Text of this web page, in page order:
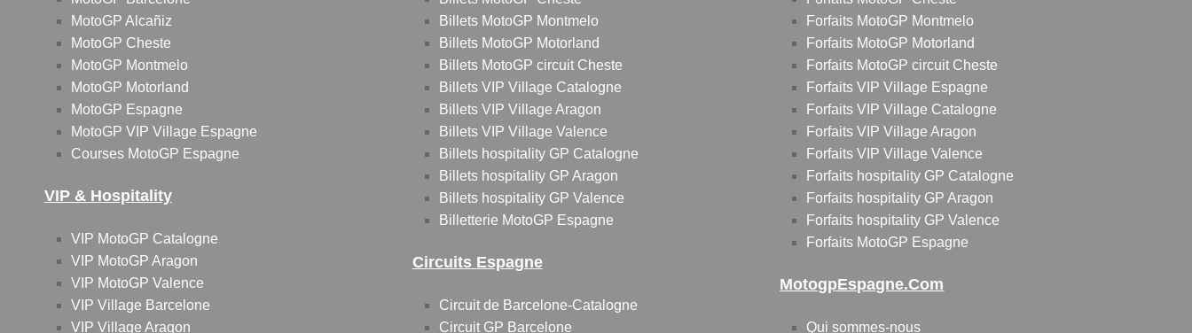
MotoGP Alcañiz
MotoGP Cheste
MotoGP Montmelo
MotoGP Motorland
MotoGP Espagne
MotoGP VIP Village Espagne
Courses MotoGP Espagne
VIP & Hospitality
VIP MotoGP Catalogne
VIP MotoGP Aragon
VIP MotoGP Valence
VIP Village Barcelone
VIP Village Aragon
Billets MotoGP Montmelo
Billets MotoGP Motorland
Billets MotoGP circuit Cheste
Billets VIP Village Catalogne
Billets VIP Village Aragon
Billets VIP Village Valence
Billets hospitality GP Catalogne
Billets hospitality GP Aragon
Billets hospitality GP Valence
Billetterie MotoGP Espagne
Circuits Espagne
Circuit de Barcelone-Catalogne
Circuit GP Barcelone
Forfaits MotoGP Montmelo
Forfaits MotoGP Motorland
Forfaits MotoGP circuit Cheste
Forfaits VIP Village Espagne
Forfaits VIP Village Catalogne
Forfaits VIP Village Aragon
Forfaits VIP Village Valence
Forfaits hospitality GP Catalogne
Forfaits hospitality GP Aragon
Forfaits hospitality GP Valence
Forfaits MotoGP Espagne
MotogpEspagne.com
Qui sommes-nous